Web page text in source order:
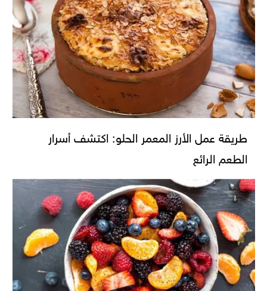
طريقة عمل الأرز المعمر الحلو: اكتشف أسرار
الطعم الرائع